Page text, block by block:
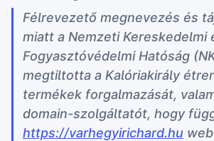
Félrevezető megnevezés és
miatt a Nemzeti Kereskedelmi
Fogyasztóvédelmi Hatóság
megtiltotta a Kalóriakirály
termékek forgalmazását,
domain-szolgáltatót, hogy
https://varhegyirichard.hu